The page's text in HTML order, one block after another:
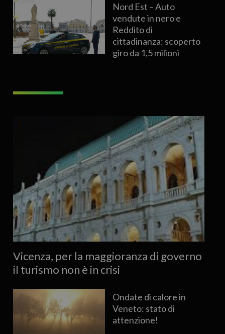
Nord Est – Auto
vendute in nero e
Reddito di
cittadinanza: scoperto
giro da 1,5 milioni
Vicenza, per la maggioranza di governo
il turismo non è in crisi
Ondate di calore in
Veneto: stato di
attenzione!